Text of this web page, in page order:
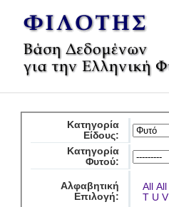
Κατηγορία
Είδους:
Κατηγορία
Φυτού:
Αλφαβητική
Επιλογή:
All All
T U V